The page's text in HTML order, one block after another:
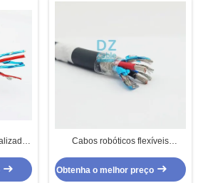
Cabos robóticos flexíveis
de dupla proteção
Obtenha o melhor preço